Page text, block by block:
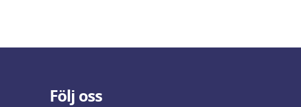
Följ oss